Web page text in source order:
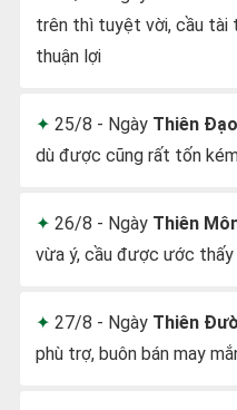
trên thì tuyệt vời, cầu tài
thuận lợi
25/8 - Ngày Thiên Đạo
dù được cũng rất tốn
26/8 - Ngày Thiên
vừa ý, cầu được ước
27/8 - Ngày Thiên
phù trợ, buôn bán may